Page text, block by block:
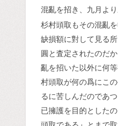
混亂を招き、九月よ
杉村頭取もその混亂
缺損額に對して見る
圓と査定されたのだ
亂を招いた以外に何
村頭取が何の爲にこ
るに苦しんだのであ
已擁護を目的とした